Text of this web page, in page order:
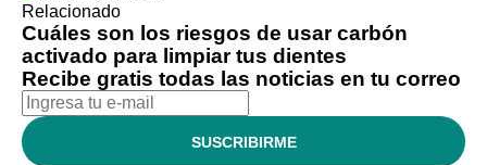
Relacionado
Cuáles son los riesgos de usar carbón
activado para limpiar tus dientes
Recibe gratis todas las noticias en tu correo
SUSCRIBIRME